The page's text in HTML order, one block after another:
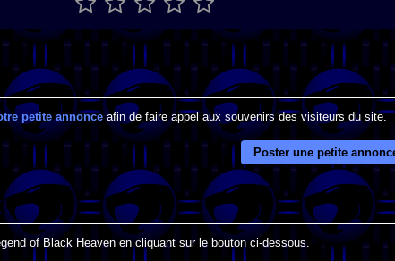
petite annonceafin de faire appel aux souvenirs des visiteurs du site.
Poster une petite
of Black Heaven en cliquant sur le bouton ci-dessous.